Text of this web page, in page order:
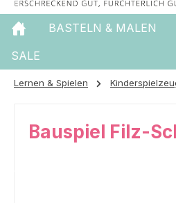
BASTELN & MALEN
SALE
Lernen & Spielen
Bauspiel Filz-